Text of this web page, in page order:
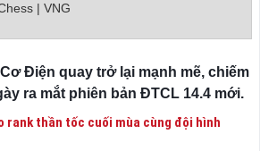
| VNG
Điện quay trở lại mạnh mẽ, chiếm
ra mắt phiên bản ĐTCL 14.4 mới.
rank thần tốc cuối mùa cùng đội hình